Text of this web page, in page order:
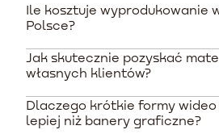
Ile kosztuje wyprodukowanie
Polsce?
Średnie ceny za jedno nagranie
wybranej platformy rozliczeniowej.
filmów zamawiane w
Jak skutecznie pozyskać
własnych klientów?
Najlepszą metodą jest
Dlaczego krótkie formy
lepiej niż banery graficzne?